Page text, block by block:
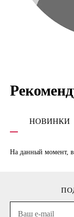
НОВИНКИ
На данный момент,